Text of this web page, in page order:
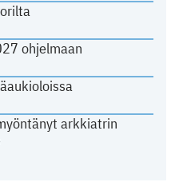
ohjelmaan
arkkiatrin